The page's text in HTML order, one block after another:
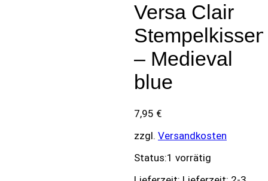
Versa Clair
Stempelkissen
– Medieval
blue
7,95 €
zzgl. Versandkosten
Status:1 vorrätig